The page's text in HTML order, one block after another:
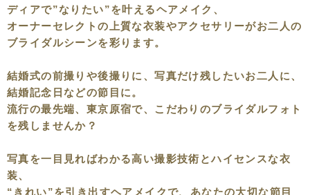
ディアで”なりたい”を叶えるヘアメイク、
オーナーセレクトの上質な衣装やアクセサリーがお二人の
ブライダルシーンを彩ります。
結婚式の前撮りや後撮りに、写真だけ残したいお二人に、
結婚記念日などの節目に。
流行の最先端、東京原宿で、こだわりのブライダルフォト
を残しませんか？
写真を一目見ればわかる高い撮影技術とハイセンスな衣
装、
“きれい”を引き出すヘアメイクで、あなたの大切な節目